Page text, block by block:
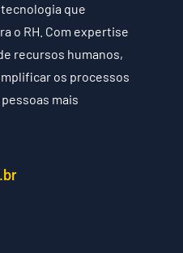
que
o RH. Com expertise
recursos humanos,
os processos
mais